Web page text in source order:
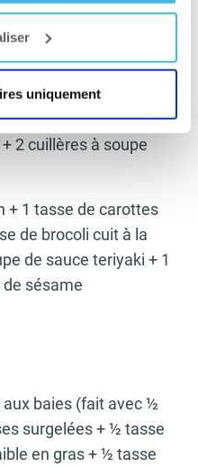
uniquement
1 tasse de petites
2 cuillères à soupe
+ 1 tasse de carottes
de brocoli cuit à la
de sauce teriyaki + 1
sésame
baies (fait avec ½
surgelées + ½ tasse
en gras + ½ tasse